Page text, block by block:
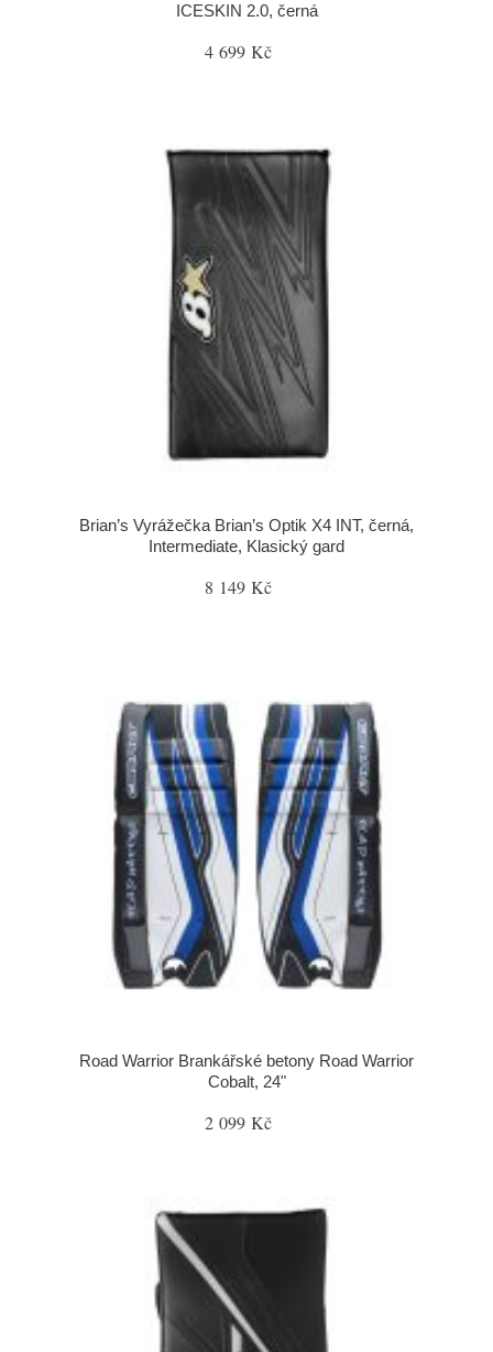
ICESKIN 2.0, černá
4 699 Kč
Brian’s Vyrážečka Brian’s Optik X4 INT, černá,
Intermediate, Klasický gard
8 149 Kč
Road Warrior Brankářské betony Road Warrior
Cobalt, 24"
2 099 Kč